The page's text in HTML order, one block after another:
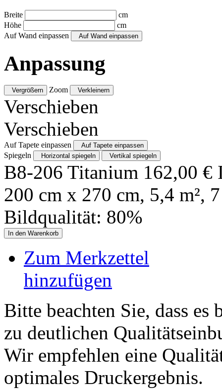
Breite
cm
Höhe
cm
Auf Wand einpassen
Auf Wand einpassen
Anpassung
Vergrößern Zoom Verkleinern
Verschieben
Verschieben
Auf Tapete einpassen Auf Tapete einpassen
Spiegeln Horizontal spiegeln Vertikal spiegeln
B8-206 Titanium 162,00 €
200 cm x 270 cm, 5,4 m², 7
Bildqualität: 80%
In den Warenkorb
Zum Merkzettel
hinzufügen
Bitte beachten Sie, dass
zu deutlichen
Wir empfehlen eine
optimales Druckergebnis.